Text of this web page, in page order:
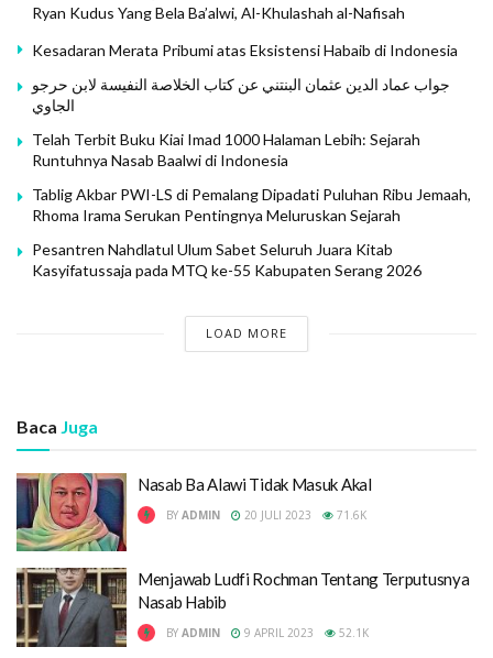
Ryan Kudus Yang Bela Ba’alwi, Al-Khulashah al-Nafisah
Kesadaran Merata Pribumi atas Eksistensi Habaib di Indonesia
جواب عماد الدين عثمان البنتني عن كتاب الخلاصة النفيسة لابن حرجو
الجاوي
Telah Terbit Buku Kiai Imad 1000 Halaman Lebih: Sejarah
Runtuhnya Nasab Baalwi di Indonesia
Tablig Akbar PWI-LS di Pemalang Dipadati Puluhan Ribu Jemaah,
Rhoma Irama Serukan Pentingnya Meluruskan Sejarah
Pesantren Nahdlatul Ulum Sabet Seluruh Juara Kitab
Kasyifatussaja pada MTQ ke-55 Kabupaten Serang 2026
LOAD MORE
Baca Juga
Nasab Ba Alawi Tidak Masuk Akal
BY ADMIN 20 JULI 2023 71.6K
Menjawab Ludfi Rochman Tentang Terputusnya
Nasab Habib
BY ADMIN 9 APRIL 2023 52.1K